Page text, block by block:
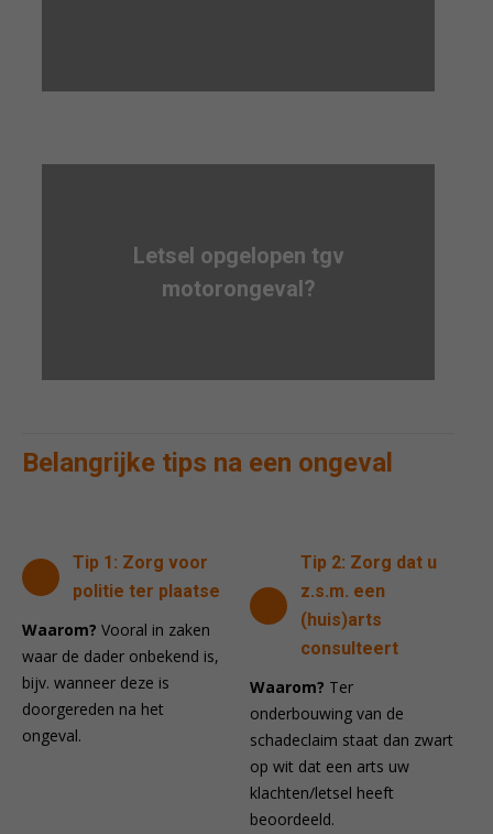
Letsel opgelopen tgv
motorongeval?
Belangrijke tips na een ongeval
Tip 1: Zorg voor
politie ter plaatse
Waarom? Vooral in zaken
waar de dader onbekend is,
bijv. wanneer deze is
doorgereden na het
ongeval.
Tip 2: Zorg dat u
z.s.m. een
(huis)arts
consulteert
Waarom? Ter
onderbouwing van de
schadeclaim staat dan zwart
op wit dat een arts uw
klachten/letsel heeft
beoordeeld.